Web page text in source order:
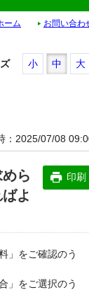
ーム お問い合わ
小 中 大
2025/07/08
ら
よ
印刷
」をご確認のう
」をご選択のう